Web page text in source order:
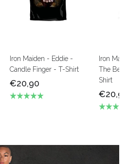
Iron Maiden - Eddie -
Candle Finger - T-Shirt
€20,90
Iron
The
Shirt